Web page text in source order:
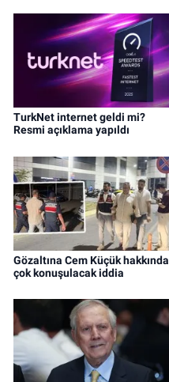
TurkNet internet geldi mi?
Resmi açıklama yapıldı
Gözaltına Cem Küçük hakkında
çok konuşulacak iddia